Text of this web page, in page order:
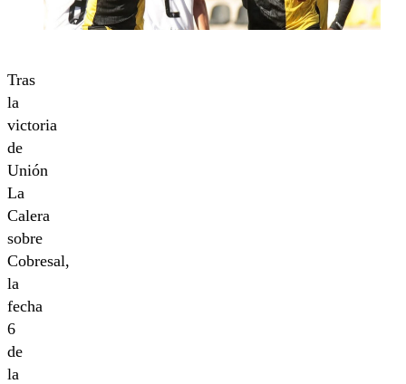
Tras
la
victoria
de
Unión
La
Calera
sobre
Cobresal,
la
fecha
6
de
la